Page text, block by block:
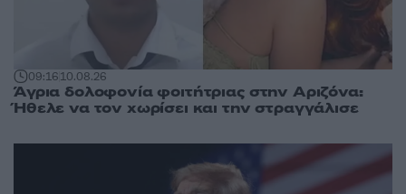
09:1610.08.26
Άγρια δολοφονία φοιτήτριας στην Αριζόνα:
Ήθελε να τον χωρίσει και την στραγγάλισε